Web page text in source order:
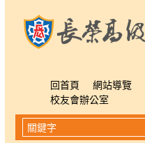
回首頁 網站導覽
校友會辦公室